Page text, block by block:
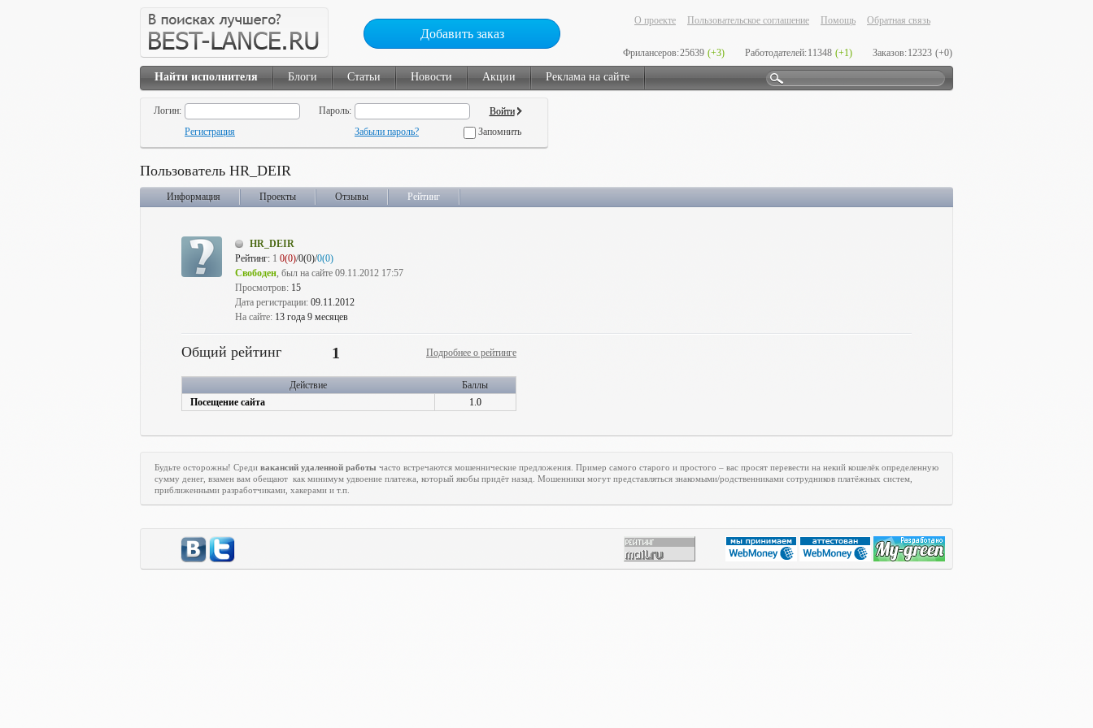
Добавить заказ
О проекте Пользовательское соглашение Помощь Обратная связь
Фрилансеров:25639 (+3) Работодателей:11348 (+1) Заказов:12323 (+0)
Найти исполнителя Блоги Статьи Новости Акции Реклама на сайте
Логин:
Пароль:
Регистрация
Забыли пароль? Запомнить
Пользователь HR_DEIR
Информация Проекты Отзывы Рейтинг
HR_DEIR
Рейтинг: 1 0(0)/0(0)/0(0)
Свободен, был на сайте 09.11.2012 17:57
Просмотров: 15
Дата регистрации: 09.11.2012
На сайте: 13 года 9 месяцев
Общий рейтинг 1 Подробнее о рейтинге
Действие
Баллы
Посещение сайта
1.0
Будьте осторожны! Среди вакансий удаленной работы часто встречаются мошеннические предложения. Пример самого старого и простого – вас просят перевести на некий кошелёк определенную
сумму денег, взамен вам обещают как минимум удвоение платежа, который якобы придёт назад. Мошенники могут представляться знакомыми/родственниками сотрудников платёжных систем,
приближенными разработчиками, хакерами и т.п.